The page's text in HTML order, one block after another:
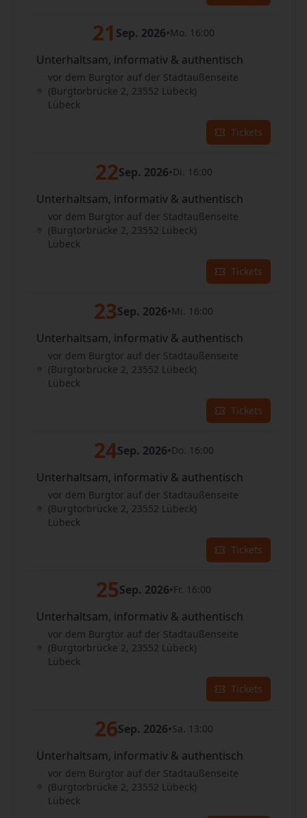
21 Sep. 2026•Mo. 16:00
Unterhaltsam, informativ & authentisch
vor dem Burgtor auf der Stadtaußenseite
(Burgtorbrücke 2, 23552 Lübeck)
Lübeck
Tickets
22Sep. 2026•Di. 16:00
Unterhaltsam, informativ & authentisch
vor dem Burgtor auf der Stadtaußenseite
(Burgtorbrücke 2, 23552 Lübeck)
Lübeck
Tickets
23Sep. 2026•Mi. 16:00
Unterhaltsam, informativ & authentisch
vor dem Burgtor auf der Stadtaußenseite
(Burgtorbrücke 2, 23552 Lübeck)
Lübeck
Tickets
24Sep. 2026•Do. 16:00
Unterhaltsam, informativ & authentisch
vor dem Burgtor auf der Stadtaußenseite
(Burgtorbrücke 2, 23552 Lübeck)
Lübeck
Tickets
25Sep. 2026•Fr. 16:00
Unterhaltsam, informativ & authentisch
vor dem Burgtor auf der Stadtaußenseite
(Burgtorbrücke 2, 23552 Lübeck)
Lübeck
Tickets
26Sep. 2026•Sa. 13:00
Unterhaltsam, informativ & authentisch
vor dem Burgtor auf der Stadtaußenseite
(Burgtorbrücke 2, 23552 Lübeck)
Lübeck